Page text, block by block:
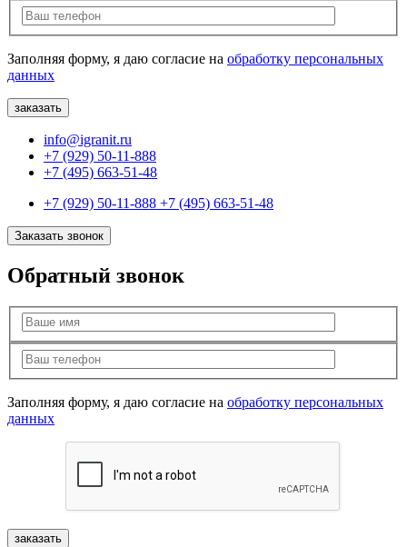
Заполняя форму, я даю согласие на обработку персональных
данных
info@igranit.ru
+7 (929) 50-11-888
+7 (495) 663-51-48
+7 (929) 50-11-888 +7 (495) 663-51-48
Заказать звонок
Обратный звонок
Заполняя форму, я даю согласие на обработку персональных
данных